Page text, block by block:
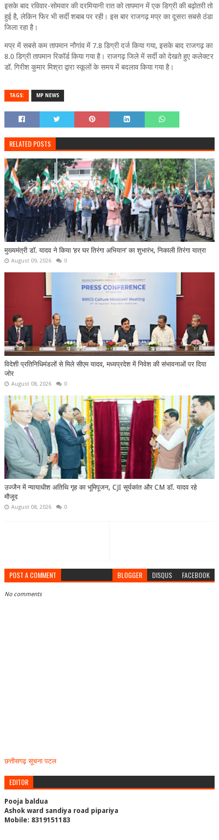
इसके बाद रविवार-सोमवार की दरमियानी रात को तापमान में एक डिग्री की बढ़ोतरी तो
हुई है, लेकिन फिर भी सर्दी शबाब पर रही। इस बार राजगढ़ मप्र का दूसरा सबसे ठंडा
जिला रहा है।
मप्र में सबसे कम तापमान नौगांव में 7.8 डिग्री दर्ज किया गया, इसके बाद राजगढ़ का
8.0 डिग्री तापमान रिकॉर्ड किया गया है। राजगढ़ जिले में सर्दी को देखते हुए कलेक्टर
डॉ. गिरीश कुमार मिश्रा द्वारा स्कूलों के समय में बदलाव किया गया है।
TAGS: MP NEWS
RELATED POSTS
मुख्यमंत्री डॉ. यादव ने किया ‘हर घर तिरंगा अभियान’ का शुभारंभ, निकाली तिरंगा यात्रा
August 09, 2026 0
विदेशी प्रतिनिधिमंडलों से मिले सीएम यादव, मध्यप्रदेश में निवेश की संभावनाओं पर दिया
जोर
August 08, 2026 0
उज्जैन में न्यायाधीश अतिथि गृह का भूमिपूजन, CJI सूर्यकांत और CM डॉ. यादव रहे
मौजूद
August 08, 2026 0
POST A COMMENT BLOGGER DISQUS FACEBOOK
No comments
छत्तीसगढ़ सूचना पटल
EDITOR
Pooja baldua
Ashok ward sandiya road pipariya
Mobile: 8319151183